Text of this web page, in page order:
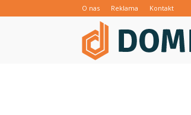
O nas Reklama Kontakt